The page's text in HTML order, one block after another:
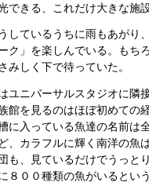
できる、これだけ大きな施
しているうちに雨もあがり
ク」を楽しんでいる。もち
みしく下で待っていた。
ユニバーサルスタジオに隣
館を見るのはほぼ初めての
に入っている魚達の名前は
、カラフルに輝く南洋の魚
も、見ているだけでうっと
８００種類の魚がいるという